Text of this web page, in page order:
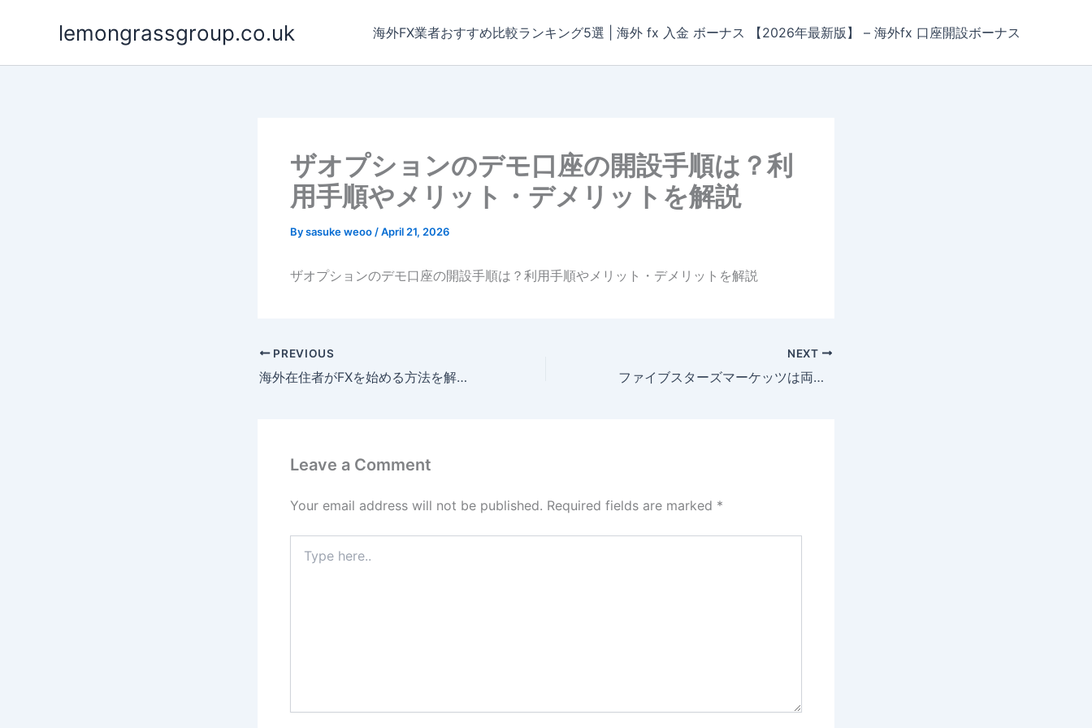
lemongrassgroup.co.uk 海外FX業者おすすめ比較ランキング5選 | 海外 fx 入金 ボーナス 【2026年最新版】 – 海外fx 口座開設ボーナス
ザオプションのデモ口座の開設手順は？利
用手順やメリット・デメリットを解説
Bysasuke weoo /April 21, 2026
ザオプションのデモ口座の開設手順は？利用手順やメリット・デメリットを解説
PREVIOUS
海外在住者がFXを始める方法を解説｜税金や注意点、おすすめFX業者を紹介
NEXT
ファイブスターズマーケッツは両建て可能？両建てのメリット・デメリットを解説
Leave a Comment
Your email address will not be published. Required fields are marked *
here..